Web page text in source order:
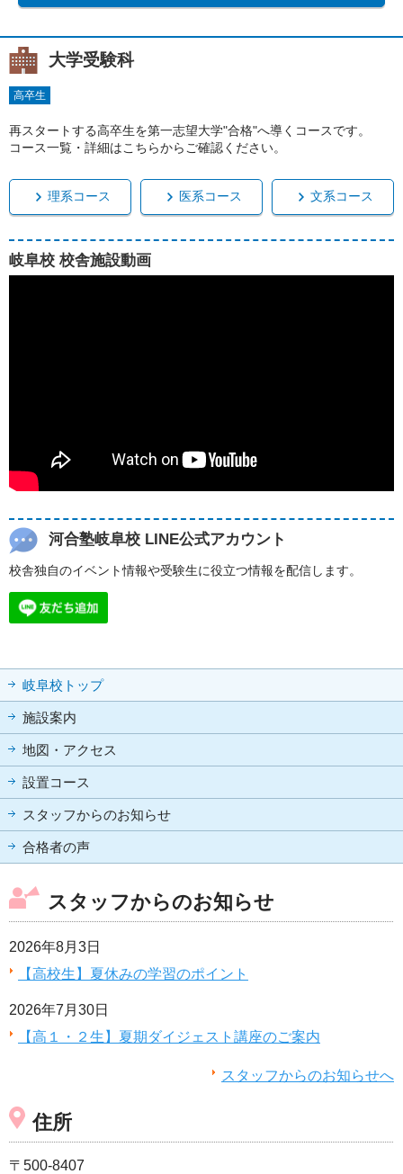
大学受験科
高卒生
再スタートする高卒生を第一志望大学"合格"へ導くコースです。
コース一覧・詳細はこちらからご確認ください。
理系コース 医系コース 文系コース
岐阜校 校舎施設動画
河合塾岐阜校 LINE公式アカウント
校舎独自のイベント情報や受験生に役立つ情報を配信します。
岐阜校トップ
施設案内
地図・アクセス
設置コース
スタッフからのお知らせ
合格者の声
スタッフからのお知らせ
スタッフからのお知らせへ
2026年8月3日
【高校生】夏休みの学習のポイント
2026年7月30日
【高１・２生】夏期ダイジェスト講座のご案内
住所
〒500-8407